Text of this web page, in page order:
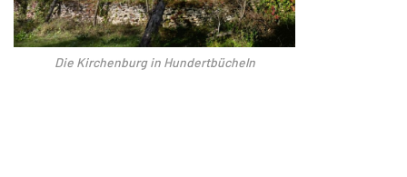
Die Kirchenburg in Hundertbücheln